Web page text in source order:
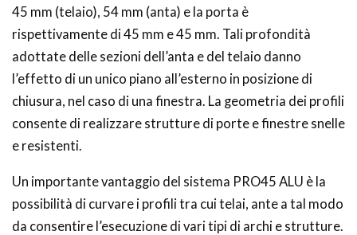
45 mm (telaio), 54 mm (anta) e la porta è
rispettivamente di 45 mm e 45 mm. Tali profondità
adottate delle sezioni dell’anta e del telaio danno
l’effetto di un unico piano all’esterno in posizione di
chiusura, nel caso di una finestra. La geometria dei profili
consente di realizzare strutture di porte e finestre snelle
e resistenti.
Un importante vantaggio del sistema PRO45 ALU è la
possibilità di curvare i profili tra cui telai, ante a tal modo
da consentire l’esecuzione di vari tipi di archi e strutture.